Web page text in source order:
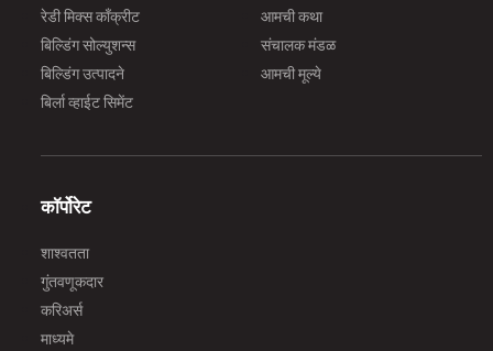
रेडी मिक्स काँक्रीट
बिल्डिंग सोल्युशन्स
बिल्डिंग उत्पादने
बिर्ला व्हाईट सिमेंट
आमची कथा
संचालक मंडळ
आमची मूल्ये
कॉर्पोरेट
शाश्वतता
गुंतवणूकदार
करिअर्स
माध्यमे